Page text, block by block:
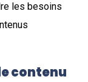
les besoins
contenu